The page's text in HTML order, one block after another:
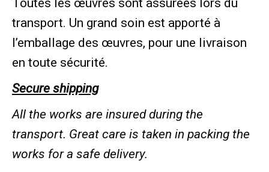
Toutes les œuvres sont assurées lors du
transport. Un grand soin est apporté à
l’emballage des œuvres, pour une livraison
en toute sécurité.
Secure shipping
All the works are insured during the
transport. Great care is taken in packing the
works for a safe delivery.